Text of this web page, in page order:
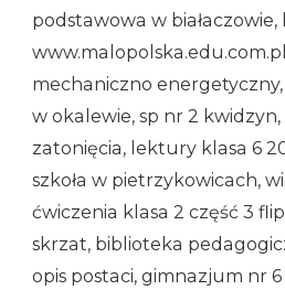
podstawowa w
mechaniczno energetyczny,
w okalewie, sp nr 2
zatonięcia, lektury klasa 6
szkoła w pietrzykowicach,
ćwiczenia klasa 2 część 3
skrzat, biblioteka
opis postaci, gimnazjum nr 6